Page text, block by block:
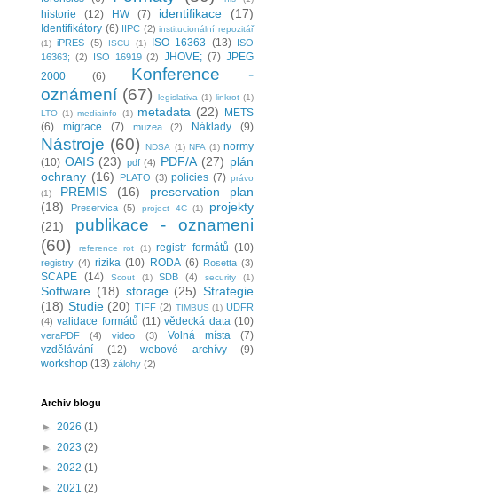
historie (12) HW (7) identifikace (17)
Identifikátory (6) IIPC (2) institucionální repozitář
(1) iPRES (5) ISCU (1) ISO 16363 (13)
ISO
16363; (2) ISO 16919 (2) JHOVE; (7) JPEG
2000
(6)
Konference -
oznámení (67) legislativa (1) linkrot (1)
LTO (1) mediainfo (1) metadata (22)
METS
(6)
migrace (7) muzea (2) Náklady (9)
Nástroje (60) NDSA (1) NFA (1) normy
(10) OAIS (23) pdf (4) PDF/A (27) plán
ochrany (16) PLATO (3) policies (7) právo
(1)
PREMIS (16)
preservation plan
(18)
Preservica (5) project 4C (1)
projekty
(21)
publikace - oznameni
(60)
reference rot (1) registr formátů (10)
registry (4) rizika (10) RODA (6) Rosetta (3)
SCAPE (14) Scout (1) SDB (4) security (1)
Software (18) storage (25) Strategie
(18) Studie (20) TIFF (2) TIMBUS (1) UDFR
(4) validace formátů (11) vědecká data (10)
veraPDF (4) video (3) Volná místa
(7)
vzdělávání
(12) webové archívy
(9)
workshop (13) zálohy (2)
Archiv blogu
► 2026 (1)
► 2023 (2)
► 2022 (1)
► 2021 (2)